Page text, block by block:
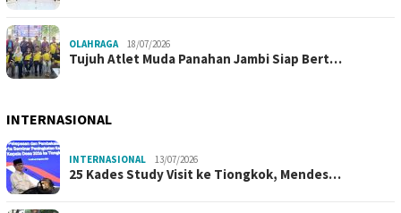
OLAHRAGA 18/07/2026
Tujuh Atlet Muda Panahan Jambi Siap Bert…
INTERNASIONAL
INTERNASIONAL 13/07/2026
25 Kades Study Visit ke Tiongkok, Mendes…